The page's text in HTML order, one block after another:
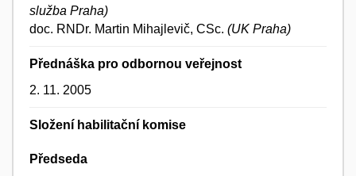
služba Praha)
doc. RNDr. Martin Mihajlevič, CSc. (UK Praha)
Přednáška pro odbornou veřejnost
2. 11. 2005
Složení habilitační komise
Předseda